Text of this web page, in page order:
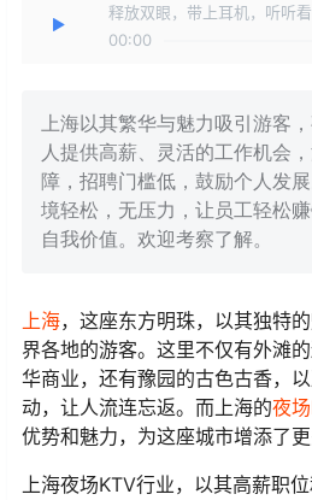
释放双眼，带上耳机，听听看
00:00
上海以其繁华与魅力吸引游客
人提供高薪、灵活的工作机会
障，招聘门槛低，鼓励个人发
境轻松，无压力，让员工轻松
自我价值。欢迎考察了解。
上海，这座东方明珠，以其独特
界各地的游客。这里不仅有外滩
华商业，还有豫园的古色古香，
动，让人流连忘返。而上海的夜
优势和魅力，为这座城市增添了更
上海夜场KTV行业，以其高薪职